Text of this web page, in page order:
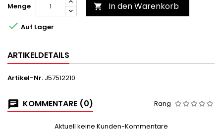
Menge
 In den Warenkorb
 Auf Lager
ARTIKELDETAILS
Artikel-Nr. J57512210
KOMMENTARE (0) Rang
Aktuell keine Kunden-Kommentare